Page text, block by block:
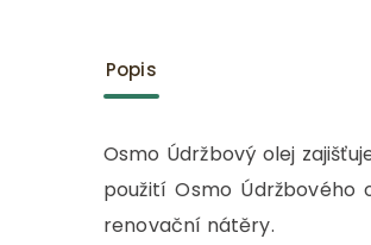
Popis
Osmo Údržbový olej
použití Osmo
renovační nátěry.